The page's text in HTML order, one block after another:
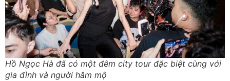
Hồ Ngọc Hà đã có một đêm city tour đặc biệt cùng với
gia đình và người hâm mộ